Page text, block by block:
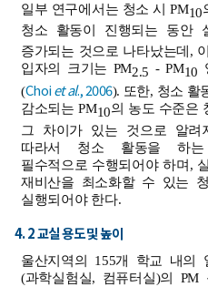
일부 연구에서는 청소 시 PM10
청소 활동이 진행되는 동안
증가되는 것으로 나타났는데,
입자의 크기는 PM2.5 - PM10
(Choiet al., 2006). 또한, 청소 활
감소되는 PM10의 농도 수준은
그 차이가 있는 것으로 알려
따라서 청소 활동을 하
필수적으로 수행되어야 하며,
재비산을 최소화할 수 있는
실행되어야 한다.
4. 2 교실 용도 및 높이
울산지역의 155개 학교 내의
(과학실험실, 컴퓨터실)의 PM